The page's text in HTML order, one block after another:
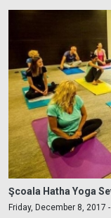
Şcoala Hatha Yoga
Friday, December 8, 2017